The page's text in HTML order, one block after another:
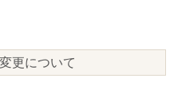
更について